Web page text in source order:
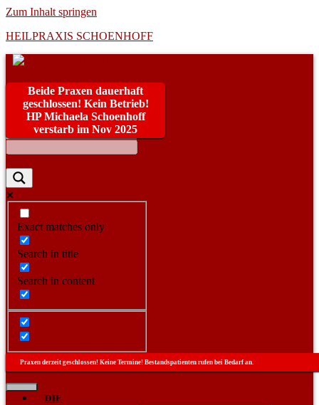
Zum Inhalt springen
HEILPRAXIS SCHOENHOFF
Beide Praxen dauerhaft
geschlossen! Kein Betrieb!
HP Michaela Schoenhoff
verstarb im Nov 2025
Exact matches only
Search in title
Search in content
Praxen derzeit geschlossen! Keine Termine! Bestandspatienten rufen bei Bedarf an.
DIE